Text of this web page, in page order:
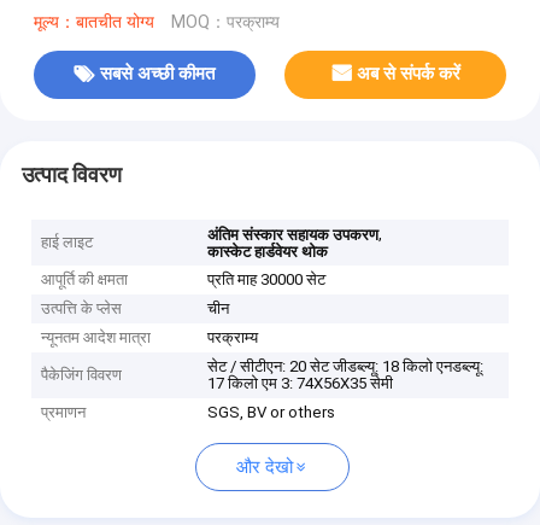
मूल्य：बातचीत योग्य MOQ：परक्राम्य
सबसे अच्छी कीमत अब से संपर्क करें
उत्पाद विवरण
हाई लाइट अंतिम संस्कार सहायक उपकरण,
कास्केट हार्डवेयर थोक
आपूर्ति की क्षमता
प्रति माह 30000 सेट
उत्पत्ति के प्लेस
चीन
न्यूनतम आदेश मात्रा
परक्राम्य
पैकेजिंग विवरण
सेट / सीटीएन: 20 सेट जीडब्ल्यू: 18 किलो एनडब्ल्यू:
17 किलो एम 3: 74X56X35 सेमी
प्रमाणन
SGS, BV or others
और देखो